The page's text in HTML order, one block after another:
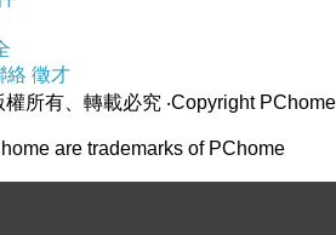
與文化的對話
不僅是生理存在，也承載了
一個關節，調整一處筋膜，彷
絡 徵才
權所有、轉載必究 ‧Copyright PChome
are trademarks of PChome